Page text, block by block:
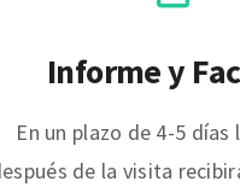
Informe y
En un plazo de 4-5 días
de la visita